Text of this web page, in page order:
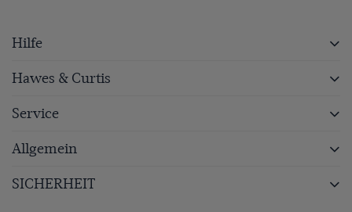
Hilfe
Hawes & Curtis
Service
Allgemein
SICHERHEIT